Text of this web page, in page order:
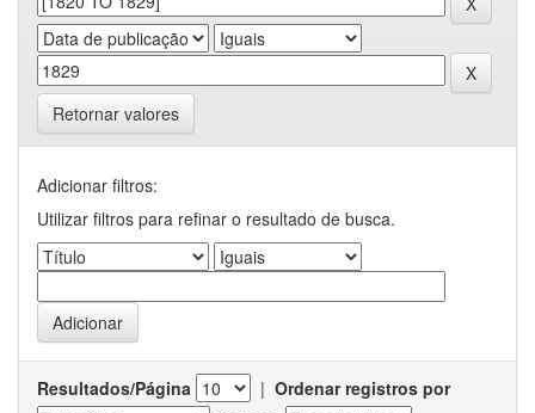
Retornar valores
Adicionar filtros:
Utilizar filtros para refinar o resultado de busca.
Resultados/Página | Ordenar registros por